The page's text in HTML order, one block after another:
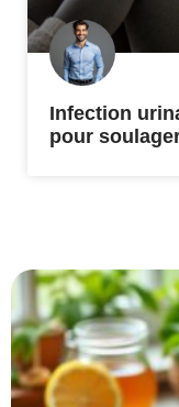
Infection
pour